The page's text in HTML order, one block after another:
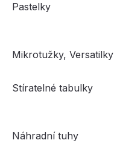
Pastelky
Mikrotužky, Versatilky
Stíratelné tabulky
Náhradní tuhy